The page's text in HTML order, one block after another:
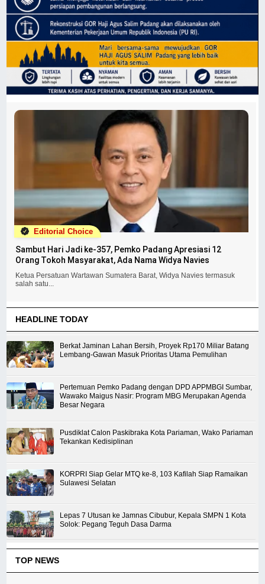
Editorial Choice
Sambut Hari Jadi ke-357, Pemko Padang Apresiasi 12
Orang Tokoh Masyarakat, Ada Nama Widya Navies
Ketua Persatuan Wartawan Sumatera Barat, Widya Navies termasuk
salah satu...
HEADLINE TODAY
Berkat Jaminan Lahan Bersih, Proyek Rp170 Miliar Batang
Lembang-Gawan Masuk Prioritas Utama Pemulihan
Pertemuan Pemko Padang dengan DPD APPMBGI Sumbar,
Wawako Maigus Nasir: Program MBG Merupakan Agenda
Besar Negara
Pusdiklat Calon Paskibraka Kota Pariaman, Wako Pariaman
Tekankan Kedisiplinan
KORPRI Siap Gelar MTQ ke-8, 103 Kafilah Siap Ramaikan
Sulawesi Selatan
Lepas 7 Utusan ke Jamnas Cibubur, Kepala SMPN 1 Kota
Solok: Pegang Teguh Dasa Darma
TOP NEWS